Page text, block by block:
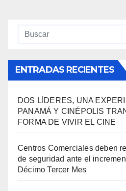
ENTRADAS RECIENTES
DOS LÍDERES, UNA
PANAMÁ Y CINÉPOLIS
FORMA DE VIVIR EL CINE
Centros Comerciales deben
de seguridad ante el
Décimo Tercer Mes